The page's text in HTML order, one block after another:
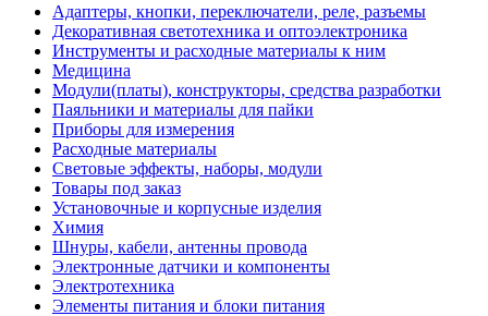
Адаптеры, кнопки, переключатели, реле, разъемы
Декоративная светотехника и оптоэлектроника
Инструменты и расходные материалы к ним
Медицина
Модули(платы), конструкторы, средства разработки
Паяльники и материалы для пайки
Приборы для измерения
Расходные материалы
Световые эффекты, наборы, модули
Товары под заказ
Установочные и корпусные изделия
Химия
Шнуры, кабели, антенны провода
Электронные датчики и компоненты
Электротехника
Элементы питания и блоки питания